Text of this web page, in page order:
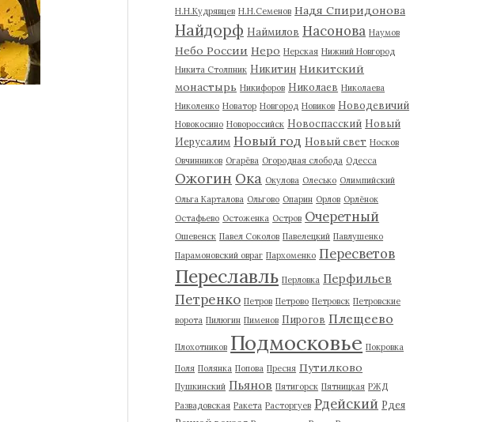
Н.Н.Кудрявцев Н.Н.Семенов Надя Спиридонова
Найдорф Наймилов Насонова Наумов
Небо России Неро Нерская Нижний Новгород
Никита Столпник Никитин Никитский
монастырь Никифоров Николаев Николаева
Николенко Новатор Новгород Новиков Новодевичий
Новокосино Новороссийск Новоспасский Новый
Иерусалим Новый год Новый свет Носков
Овчинников Огарёва Огородная слобода Одесса
Ожогин Ока Окулова Олесько Олимпийский
Ольга Карталова Ольгово Опарин Орлов Орлёнок
Остафьево Остоженка Остров Очеретный
Ошевенск Павел Соколов Павелецкий Павлушенко
Парамоновский овраг Пархоменко Пересветов
Переславль Перловка Перфильев
Петренко Петров Петрово Петровск Петровские
ворота Пилюгин Пименов Пирогов Плещеево
Плохотников Подмосковье Покровка
Поля Полянка Попова Пресня Путилково
Пушкинский Пьянов Пятигорск Пятницкая РЖД
Развадовская Ракета Расторгуев Рдейский Рдея